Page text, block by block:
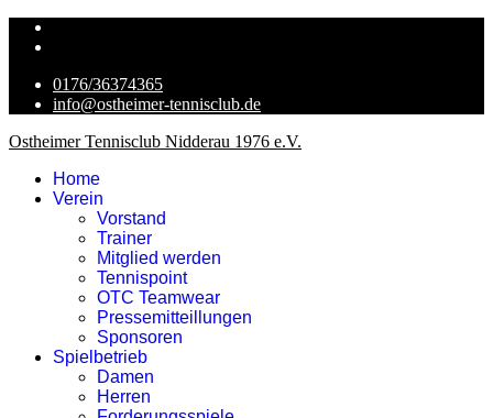
0176/36374365
info@ostheimer-tennisclub.de
Ostheimer Tennisclub Nidderau 1976 e.V.
Home
Verein
Vorstand
Trainer
Mitglied werden
Tennispoint
OTC Teamwear
Pressemitteillungen
Sponsoren
Spielbetrieb
Damen
Herren